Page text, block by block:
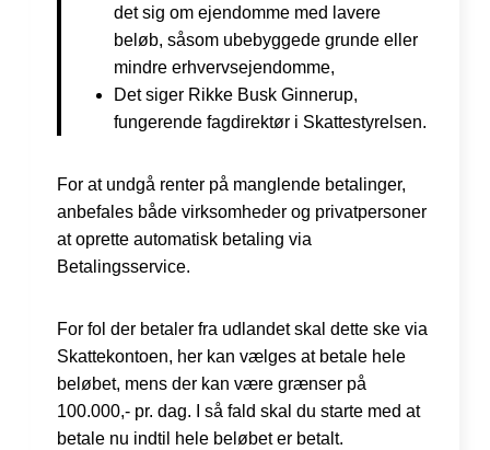
det sig om ejendomme med lavere
beløb, såsom ubebyggede grunde eller
mindre erhvervsejendomme,
Det siger Rikke Busk Ginnerup,
fungerende fagdirektør i Skattestyrelsen.
For at undgå renter på manglende betalinger,
anbefales både virksomheder og privatpersoner
at oprette automatisk betaling via
Betalingsservice.
For fol der betaler fra udlandet skal dette ske via
Skattekontoen, her kan vælges at betale hele
beløbet, mens der kan være grænser på
100.000,- pr. dag. I så fald skal du starte med at
betale nu indtil hele beløbet er betalt.